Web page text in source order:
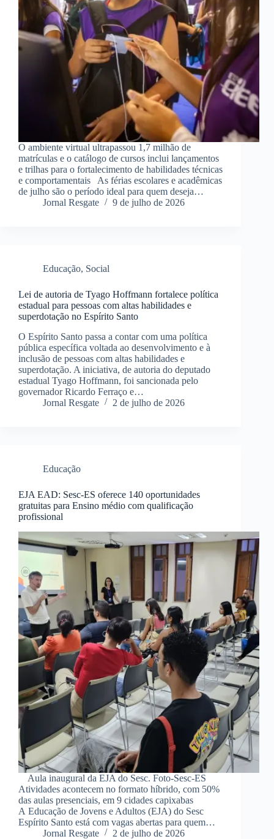
O ambiente virtual ultrapassou 1,7 milhão de
matrículas e o catálogo de cursos inclui lançamentos
e trilhas para o fortalecimento de habilidades técnicas
e comportamentais As férias escolares e acadêmicas
de julho são o período ideal para quem deseja…
Jornal Resgate
9 de julho de 2026
Educação, Social
Lei de autoria de Tyago Hoffmann fortalece política
estadual para pessoas com altas habilidades e
superdotação no Espírito Santo
O Espírito Santo passa a contar com uma política
pública específica voltada ao desenvolvimento e à
inclusão de pessoas com altas habilidades e
superdotação. A iniciativa, de autoria do deputado
estadual Tyago Hoffmann, foi sancionada pelo
governador Ricardo Ferraço e…
Jornal Resgate
2 de julho de 2026
Educação
EJA EAD: Sesc-ES oferece 140 oportunidades
gratuitas para Ensino médio com qualificação
profissional
Aula inaugural da EJA do Sesc. Foto-Sesc-ES
Atividades acontecem no formato híbrido, com 50%
das aulas presenciais, em 9 cidades capixabas
A Educação de Jovens e Adultos (EJA) do Sesc
Espírito Santo está com vagas abertas para quem…
Jornal Resgate
2 de julho de 2026